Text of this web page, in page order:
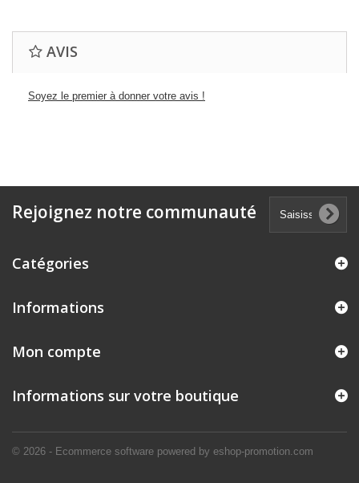
AVIS
Soyez le premier à donner votre avis !
Rejoignez notre communauté
Catégories
Informations
© 2026 - Ecommerce software powered by eshop-promotion.com
Mon compte
Informations sur votre boutique